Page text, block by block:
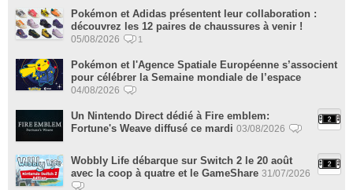
Pokémon et Adidas présentent leur collaboration :
découvrez les 12 paires de chaussures à venir !
05/08/2026 1
Pokémon et l'Agence Spatiale Européenne s’associent
pour célébrer la Semaine mondiale de l’espace
04/08/2026
Un Nintendo Direct dédié à Fire emblem:
Fortune's Weave diffusé ce mardi 03/08/2026
Wobbly Life débarque sur Switch 2 le 20 août
avec la coop à quatre et le GameShare 31/07/2026